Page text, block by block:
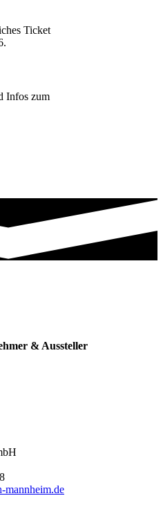
Ticket
Infos zum
& Aussteller
mannheim.de